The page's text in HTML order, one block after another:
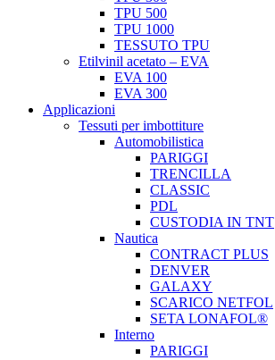
TPU 500
TPU 1000
TESSUTO TPU
Etilvinil acetato – EVA
EVA 100
EVA 300
Applicazioni
Tessuti per imbottiture
Automobilistica
PARIGGI
TRENCILLA
CLASSIC
PDL
CUSTODIA IN TNT
Nautica
CONTRACT PLUS
DENVER
GALAXY
SCARICO NETFOL
SETA LONAFOL®
Interno
PARIGGI